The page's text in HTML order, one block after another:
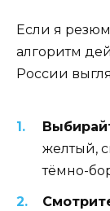
Если я
алгоритм
России
желтый,
тёмно-